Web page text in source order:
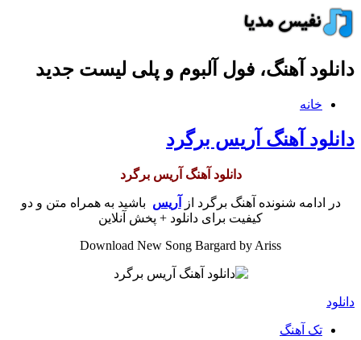
دانلود آهنگ، فول آلبوم و پلی لیست جدید
خانه
دانلود آهنگ آریس برگرد
دانلود آهنگ آریس برگرد
در ادامه شنونده آهنگ برگرد از آریس باشید به همراه متن و دو
کیفیت برای دانلود + پخش آنلاین
Download New Song Bargard by Ariss
دانلود
تک آهنگ